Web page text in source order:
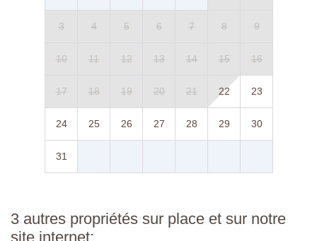
3 4 5 6 7 8 9
10 11 12 13 14 15 16
17 18 19 20 21 22 23
24 25 26 27 28 29 30
31
3 autres propriétés sur place et sur notre
site internet: